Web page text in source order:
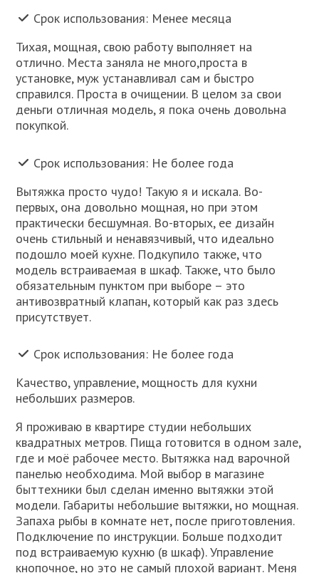
Срок использования: Менее месяца
Тихая, мощная, свою работу выполняет на
отлично. Места заняла не много,проста в
установке, муж устанавливал сам и быстро
справился. Проста в очищении. В целом за свои
деньги отличная модель, я пока очень довольна
покупкой.
Срок использования: Не более года
Вытяжка просто чудо! Такую я и искала. Во-
первых, она довольно мощная, но при этом
практически бесшумная. Во-вторых, ее дизайн
очень стильный и ненавязчивый, что идеально
подошло моей кухне. Подкупило также, что
модель встраиваемая в шкаф. Также, что было
обязательным пунктом при выборе – это
антивозвратный клапан, который как раз здесь
присутствует.
Срок использования: Не более года
Качество, управление, мощность для кухни
небольших размеров.
Я проживаю в квартире студии небольших
квадратных метров. Пища готовится в одном зале,
где и моё рабочее место. Вытяжка над варочной
панелью необходима. Мой выбор в магазине
быттехники был сделан именно вытяжки этой
модели. Габариты небольшие вытяжки, но мощная.
Запаха рыбы в комнате нет, после приготовления.
Подключение по инструкции. Больше подходит
под встраиваемую кухню (в шкаф). Управление
кнопочное, но это не самый плохой вариант. Меня